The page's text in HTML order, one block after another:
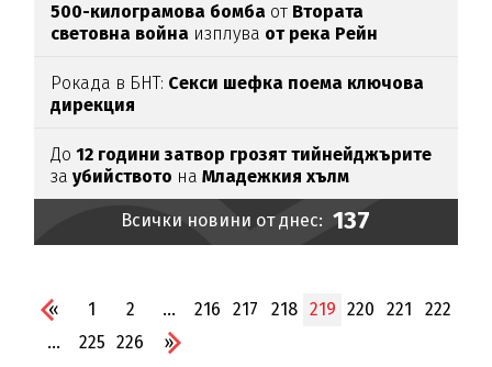
500-килограмова бомба от Втората
световна война изплува от река Рейн
Рокада в БНТ: Секси шефка поема ключова
дирекция
До12 години затвор грозят тийнейджърите
заубийството наМладежкия хълм
Всички новини от днес: 137
« 1 2 ... 216 217 218 219 220 221
222
...
225 226 »